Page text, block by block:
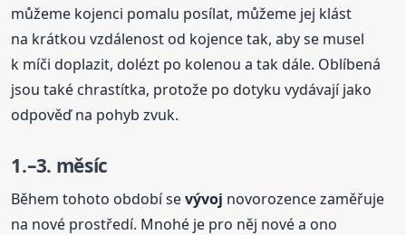
můžeme kojenci pomalu posílat, můžeme jej klást
na krátkou vzdálenost od kojence tak, aby se musel
k míči doplazit, dolézt po kolenou a tak dále. Oblíbená
jsou také chrastítka, protože po dotyku vydávají jako
odpověď na pohyb zvuk.
1.–3. měsíc
Během tohoto období sevývoj novorozence zaměřuje
na nové prostředí. Mnohé je pro něj nové a ono